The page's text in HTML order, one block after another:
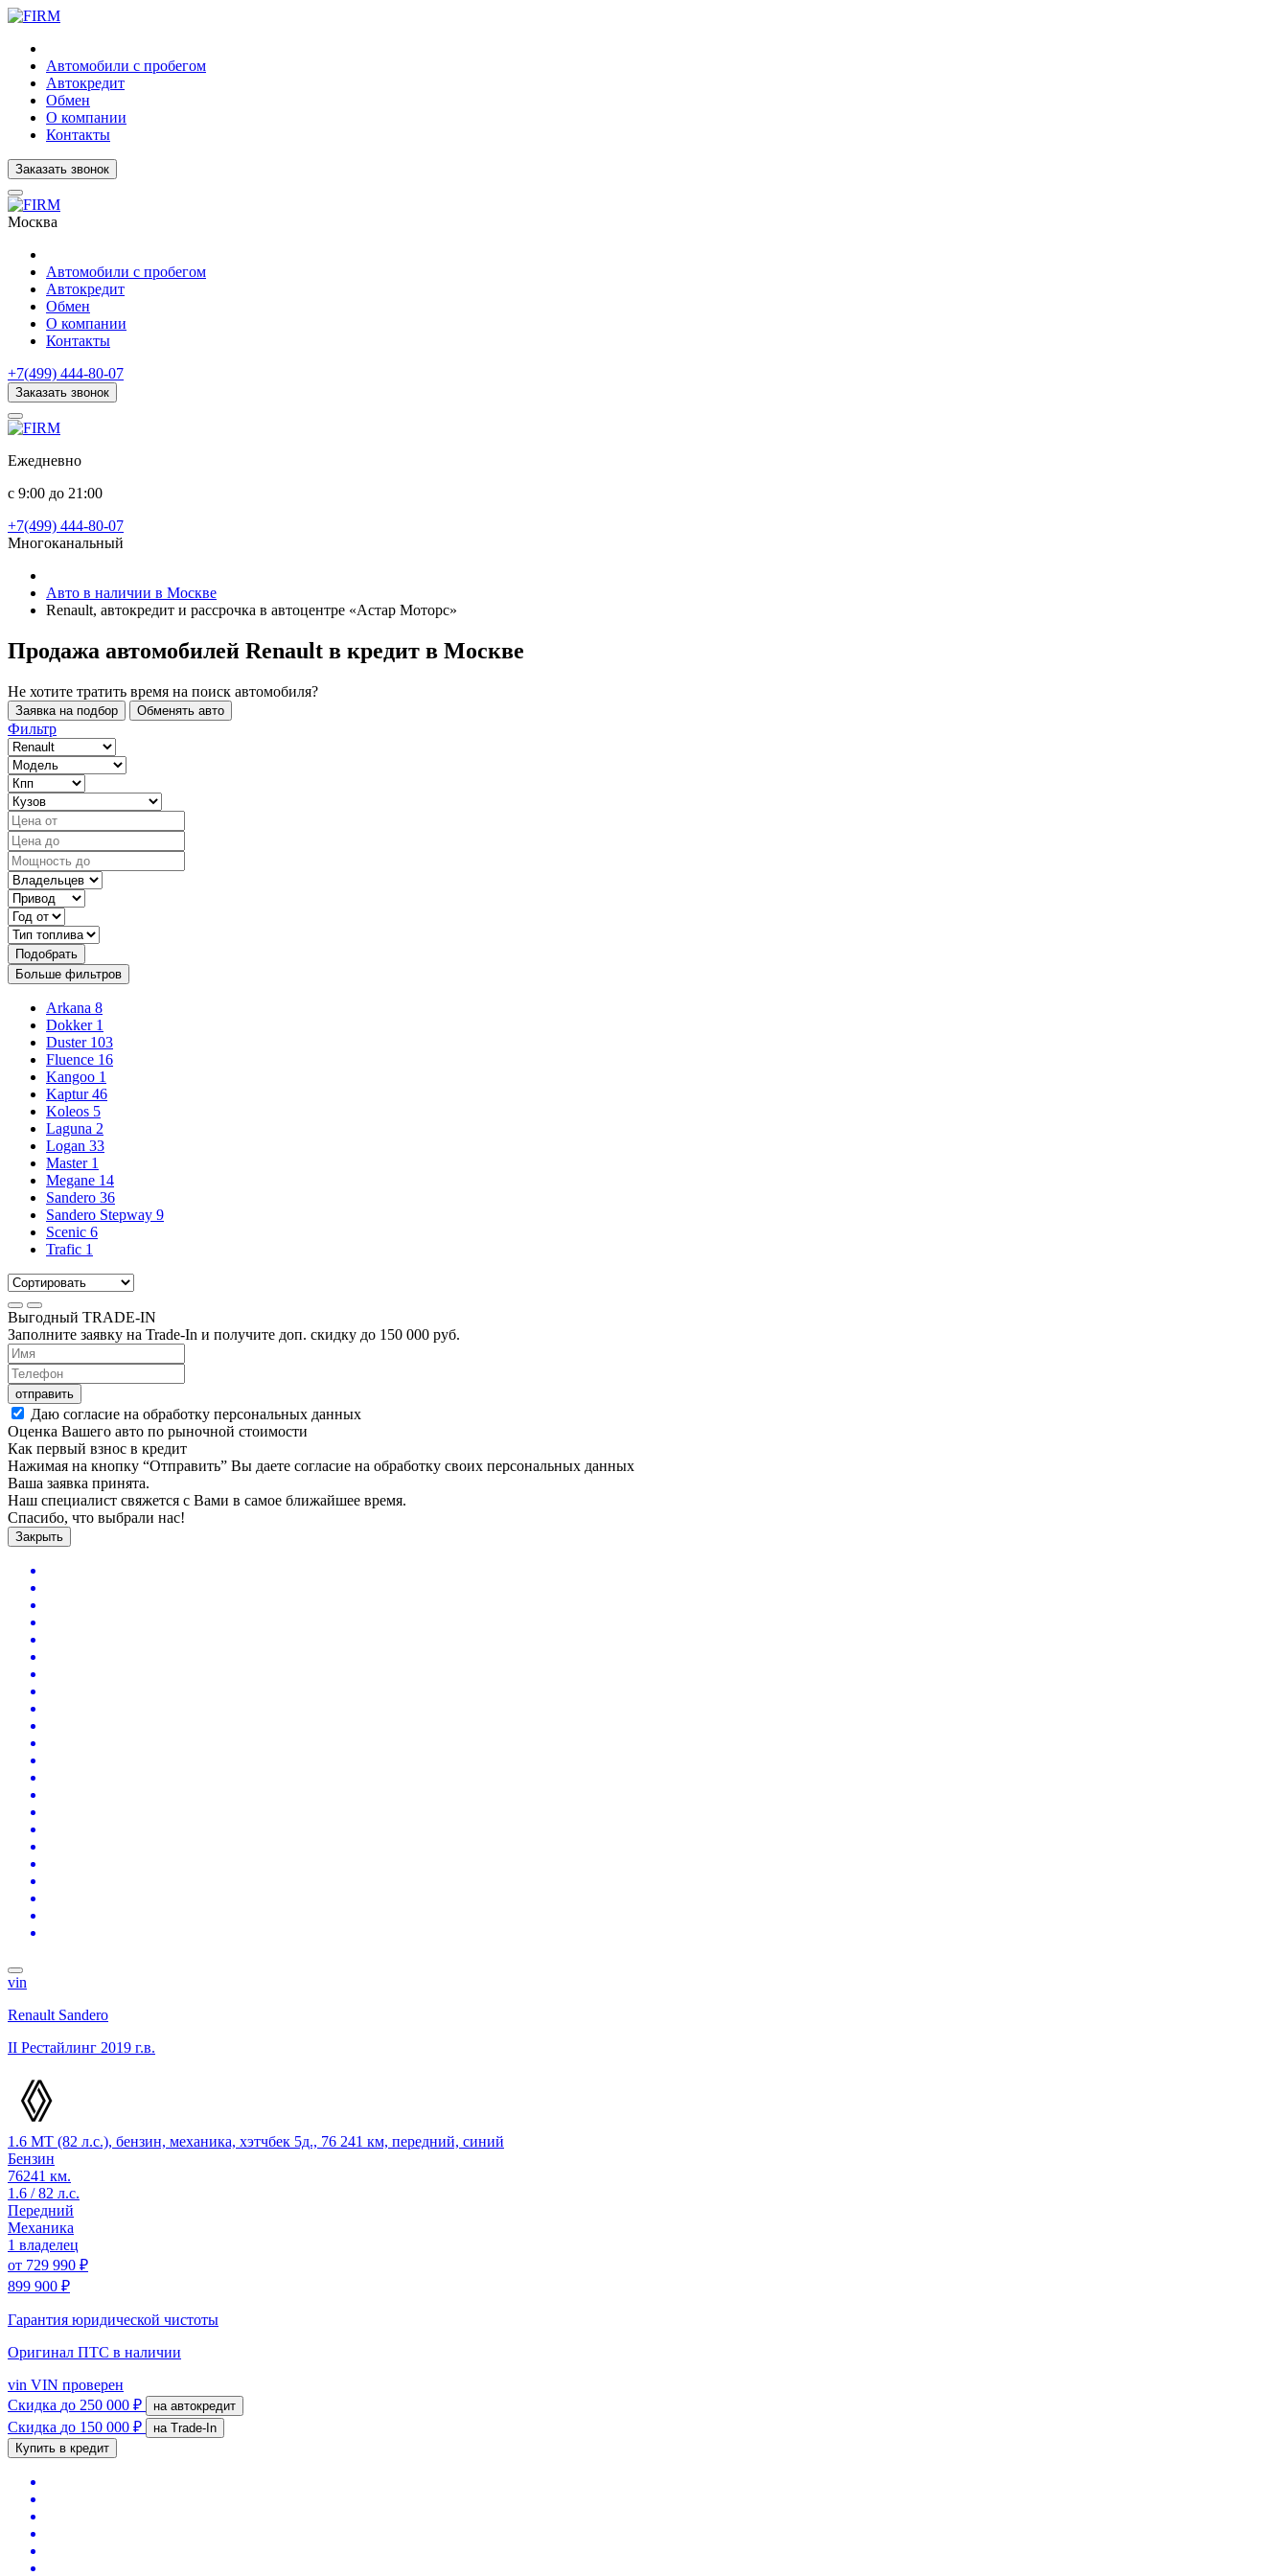
Автомобили с пробегом
Автокредит
Обмен
О компании
Контакты
Заказать звонок
Москва
Автомобили с пробегом
Автокредит
Обмен
О компании
Контакты
+7(499) 444-80-07
Заказать звонок
Ежедневно
с 9:00 до 21:00
+7(499) 444-80-07
Многоканальный
Авто в наличии в Москве
Renault, автокредит и рассрочка в автоцентре «Астар Моторс»
Продажа автомобилей Renault в кредит в Москве
Не хотите тратить время на поиск автомобиля?
Заявка на подбор Обменять авто
Фильтр
Подобрать
Больше фильтров
Arkana 8
Dokker 1
Duster 103
Fluence 16
Kangoo 1
Kaptur 46
Koleos 5
Laguna 2
Logan 33
Master 1
Megane 14
Sandero 36
Sandero Stepway 9
Scenic 6
Trafic 1
Выгодный TRADE-IN
Заполните заявку на Trade-In и получите доп. скидку до 150 000 руб.
отправить
Даю согласие на обработку персональных данных
Оценка Вашего авто по рыночной стоимости
Как первый взнос в кредит
Нажимая на кнопку “Отправить” Вы даете согласие на обработку своих персональных данных
Ваша заявка принята.
Наш специалист свяжется с Вами в самое ближайшее время.
Спасибо, что выбрали нас!
Закрыть
vin
Renault Sandero
II Рестайлинг 2019 г.в.
1.6 MT (82 л.с.), бензин, механика, хэтчбек 5д., 76 241 км, передний, синий
Бензин
76241 км.
1.6 / 82 л.с.
Передний
Механика
1 владелец
от 729 990 ₽
899 900 ₽
Гарантия юридической чистоты
Оригинал ПТС в наличии
vin VIN проверен
Скидка до 250 000 ₽ на автокредит
Скидка до 150 000 ₽
на Trade-In
Купить в кредит